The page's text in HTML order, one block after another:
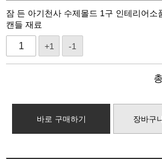
잠 든 아기천사 수제몰드 1구 인테리어소
캔들 재료
+1 -1
바로 구매하기 장바구